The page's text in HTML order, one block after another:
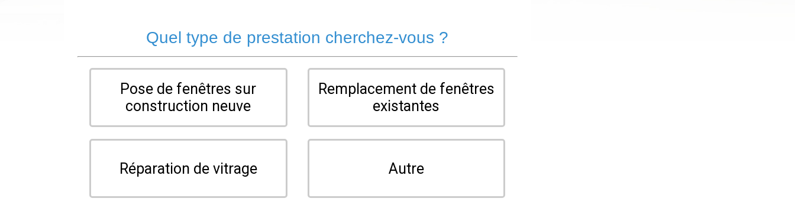
Quel type de prestation cherchez-vous ?
Pose de fenêtres sur
construction neuve
Remplacement de fenêtres
existantes
Réparation de vitrage Autre